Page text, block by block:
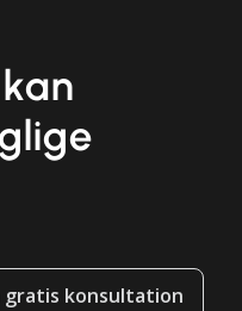
gratis konsultation